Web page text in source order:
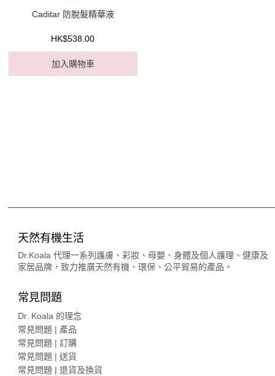
Caditar 防脫髮精華液
HK$538.00
加入購物車
天然有機生活
Dr.Koala 代理一系列護膚、彩妝、母嬰、身體及個人護理、健康及
家居品牌，致力推廣天然有機、環保、公平貿易的產品。
常見問題
Dr. Koala 的理念
常見問題 | 產品
常見問題 | 訂購
常見問題 | 送貨
常見問題 | 退貨及換貨